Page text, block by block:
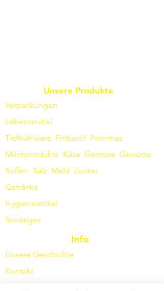
Unsere Produkte
Verpackungen
Lebensmittel
Tiefkühlware Frittieröl Pommes
Milchprodukte Käse Gemüse Gewürze
Soßen Salz Mehl Zucker
Getränke
Hygieneartikel
Sonstiges
Info
Unsere Geschichte
Kontakt